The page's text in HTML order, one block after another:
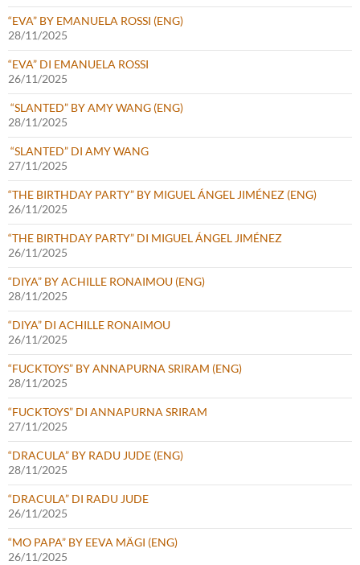
“EVA” BY EMANUELA ROSSI (ENG)
28/11/2025
“EVA” DI EMANUELA ROSSI
26/11/2025
“SLANTED” BY AMY WANG (ENG)
28/11/2025
“SLANTED” DI AMY WANG
27/11/2025
“THE BIRTHDAY PARTY” BY MIGUEL ÁNGEL JIMÉNEZ (ENG)
26/11/2025
“THE BIRTHDAY PARTY” DI MIGUEL ÁNGEL JIMÉNEZ
26/11/2025
“DIYA” BY ACHILLE RONAIMOU (ENG)
28/11/2025
“DIYA” DI ACHILLE RONAIMOU
26/11/2025
“FUCKTOYS” BY ANNAPURNA SRIRAM (ENG)
28/11/2025
“FUCKTOYS” DI ANNAPURNA SRIRAM
27/11/2025
“DRACULA” BY RADU JUDE (ENG)
28/11/2025
“DRACULA” DI RADU JUDE
26/11/2025
“MO PAPA” BY EEVA MÄGI (ENG)
26/11/2025